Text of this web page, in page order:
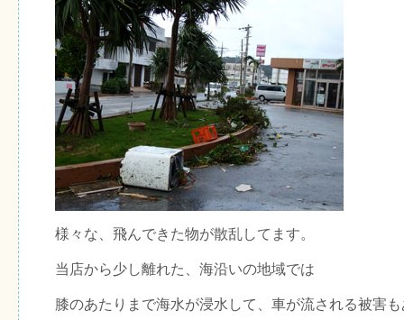
様々な、飛んできた物が散乱してます。
当店から少し離れた、海沿いの地域では
膝のあたりまで海水が浸水して、車が流される被害